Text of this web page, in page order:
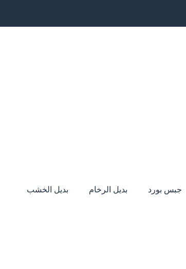
جبس بورد بديل الرخام بديل الخشب